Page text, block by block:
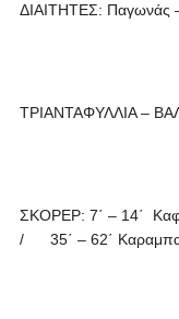
ΔΙΑΙΤΗΤΕΣ: Παγωνάς
ΤΡΙΑΝΤΑΦΥΛΛΙΑ –
ΣΚΟΡΕΡ: 7΄ – 14΄
/ 35΄ – 62΄